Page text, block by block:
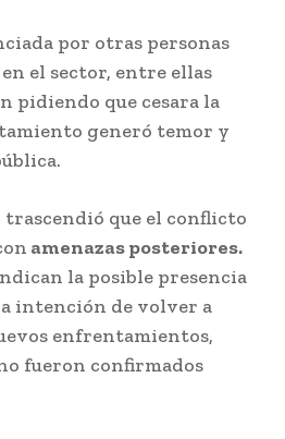
por otras personas
el sector, entre ellas
pidiendo que cesara la
generó temor y
que el conflicto
amenazas posteriores.
la posible presencia
intención de volver a
enfrentamientos,
fueron confirmados